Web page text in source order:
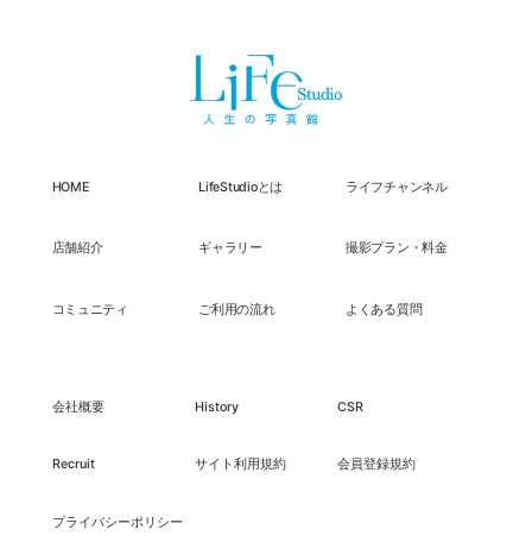
HOME LifeStudioとは ライフチャンネル
店舗紹介 ギャラリー 撮影プラン・料金
コミュニティ ご利用の流れ よくある質問
会社概要 History CSR
Recruit サイト利用規約 会員登録規約
プライバシーポリシー